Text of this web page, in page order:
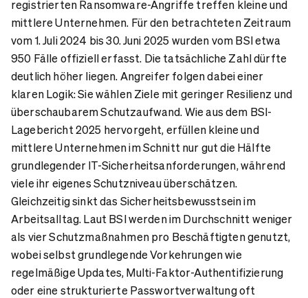
registrierten Ransomware-Angriffe treffen kleine und
mittlere Unternehmen. Für den betrachteten Zeitraum
vom 1. Juli 2024 bis 30. Juni 2025 wurden vom BSI etwa
950 Fälle offiziell erfasst. Die tatsächliche Zahl dürfte
deutlich höher liegen. Angreifer folgen dabei einer
klaren Logik: Sie wählen Ziele mit geringer Resilienz und
überschaubarem Schutzaufwand. Wie aus dem BSI-
Lagebericht 2025 hervorgeht, erfüllen kleine und
mittlere Unternehmen im Schnitt nur gut die Hälfte
grundlegender IT-Sicherheitsanforderungen, während
viele ihr eigenes Schutzniveau überschätzen.
Gleichzeitig sinkt das Sicherheitsbewusstsein im
Arbeitsalltag. Laut BSI werden im Durchschnitt weniger
als vier Schutzmaßnahmen pro Beschäftigten genutzt,
wobei selbst grundlegende Vorkehrungen wie
regelmäßige Updates, Multi-Faktor-Authentifizierung
oder eine strukturierte Passwortverwaltung oft